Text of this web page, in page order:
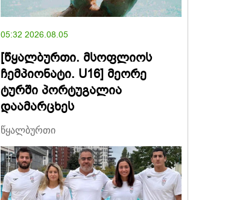
05:32 2026.08.05
[წყალბურთი. მსოფლიოს
ჩემპიონატი. U16] მეორე
ტურში პორტუგალია
დაამარცხეს
წყალბურთი